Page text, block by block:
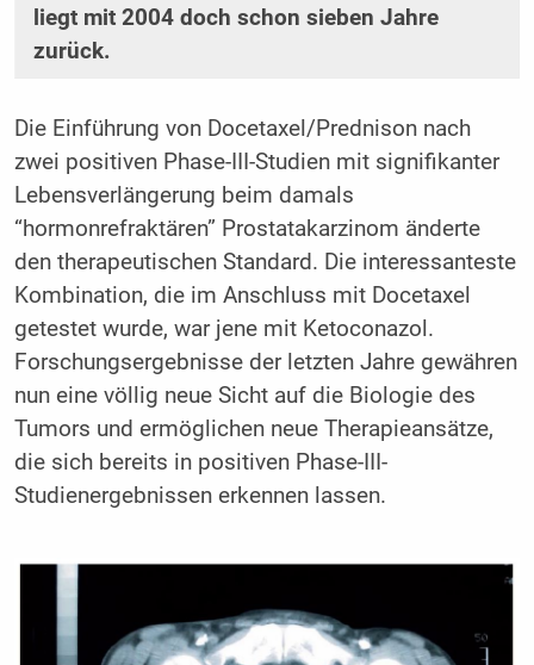
liegt mit 2004 doch schon sieben Jahre
zurück.
Die Einführung von Docetaxel/Prednison nach
zwei positiven Phase-III-Studien mit signifikanter
Lebensverlängerung beim damals
“hormonrefraktären” Prostatakarzinom änderte
den therapeutischen Standard. Die interessanteste
Kombination, die im Anschluss mit Docetaxel
getestet wurde, war jene mit Ketoconazol.
Forschungsergebnisse der letzten Jahre gewähren
nun eine völlig neue Sicht auf die Biologie des
Tumors und ermöglichen neue Therapieansätze,
die sich bereits in positiven Phase-III-
Studienergebnissen erkennen lassen.